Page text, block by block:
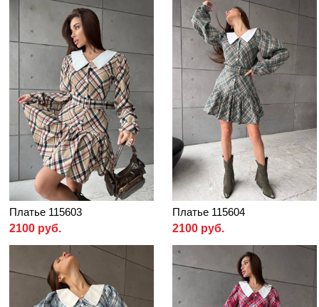
Платье 115603
2100 руб.
Платье 115604
2100 руб.